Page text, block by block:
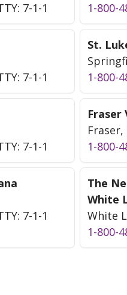
7-1-1
1-800-
7-1-1
St.
1-800-
7-1-1
Fraser
Fraser,
1-800-
7-1-1
The
White
White
1-800-